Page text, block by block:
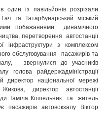
із павільйонів розрізали
та Татарбунарський міський
побажаннями динамічного
перетворення автостанції
інфраструктури з комплексом
обслуговування пасажирів та
- звернулися до учасників
голова райдержадміністрації
національної мережі
директор автостанції
Таміла Кошельник та житель
пасажирів автовокзалу Віктор